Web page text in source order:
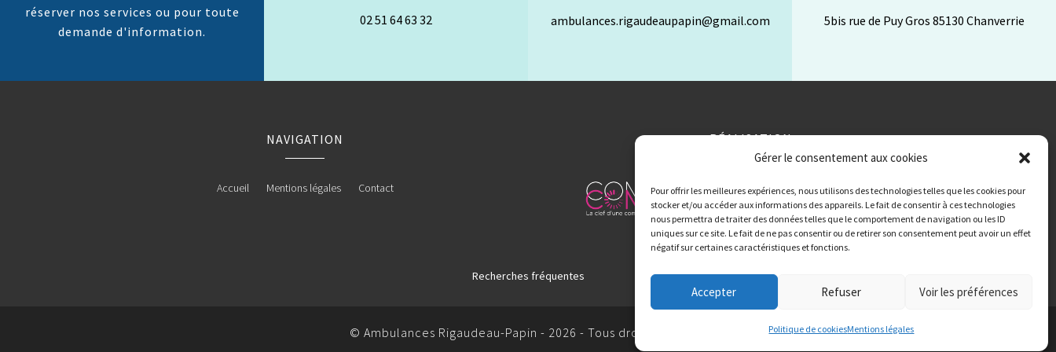
Gérer le consentement aux cookies
Pour offrir les meilleures expériences, nous utilisons des technologies telles que les cookies pour
stocker et/ou accéder aux informations des appareils. Le fait de consentir à ces technologies
nous permettra de traiter des données telles que le comportement de navigation ou les ID
uniques sur ce site. Le fait de ne pas consentir ou de retirer son consentement peut avoir un effet
négatif sur certaines caractéristiques et fonctions.
Accepter Refuser Voir les préférences
Politique de cookiesMentions légales
réserver nos services ou pour toute
demande d'information.
02 51 64 63 32 ambulances.rigaudeaupapin@gmail.com 5bis rue de Puy Gros 85130 Chanverrie
NAVIGATION
Accueil Mentions légales Contact
RÉALISATION
Recherches fréquentes
Ambulances / Taxis à Mortagne-sur-Sèvre
Ambulances / Taxis à Saint-Laurent-sur-Sèvre
Ambulances / Taxis à Saint-Malô-du-Bois Ambulances / Taxis aux Epesses
© Ambulances Rigaudeau-Papin - 2026 - Tous droits réservés